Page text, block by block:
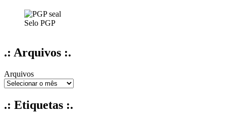
Selo PGP
.: Arquivos :.
Arquivos
.: Etiquetas :.